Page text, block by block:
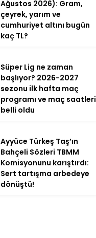
Ağustos 2026): Gram,
çeyrek, yarım ve
cumhuriyet altını bugün
kaç TL?
Süper Lig ne zaman
başlıyor? 2026-2027
sezonu ilk hafta maç
programı ve maç saatleri
belli oldu
Ayyüce Türkeş Taş’ın
Bahçeli Sözleri TBMM
Komisyonunu karıştırdı:
Sert tartışma arbedeye
dönüştü!